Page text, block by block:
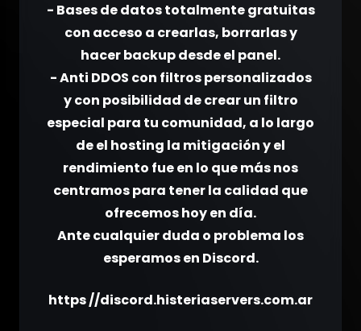
https //discord.histeriaservers.com.ar
- Bases de datos totalmente gratuitas
con acceso a crearlas, borrarlas y
hacer backup desde el panel.
- Anti DDOS con filtros personalizados
y con posibilidad de crear un filtro
especial para tu comunidad, a lo largo
de el hosting la mitigación y el
rendimiento fue en lo que más nos
centramos para tener la calidad que
ofrecemos hoy en día.
Ante cualquier duda o problema los
esperamos en Discord.